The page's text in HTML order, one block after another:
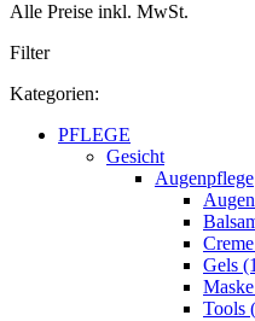
Alle Preise inkl. MwSt.
Filter
Kategorien:
PFLEGE
Gesicht
Augenpflege
Gels
Tools